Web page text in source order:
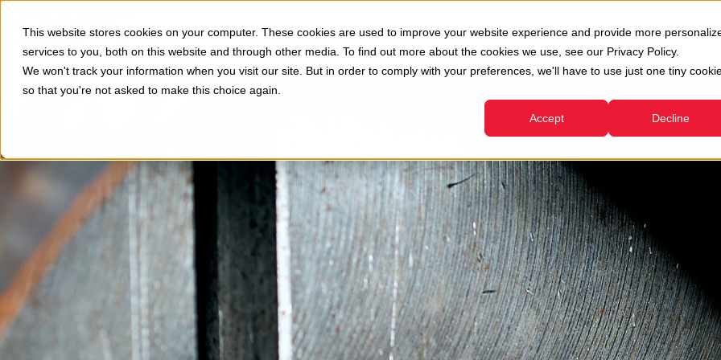
This website stores cookies on your computer. These cookies are used to improve your website experience and provide more
services to you, both on this website and through other media. To find out more about the cookies we use, see our Privacy Policy.
We won't track your information when you visit our site. But in order to comply with your preferences, we'll have to use just one tiny
so that you're not asked to make this choice again.
Accept Decline
Divisioni Show submenu for Divisioni
Applicazioni Usato Show submenu for Usato
Servizi Show submenu for Servizi
Azienda Risorse